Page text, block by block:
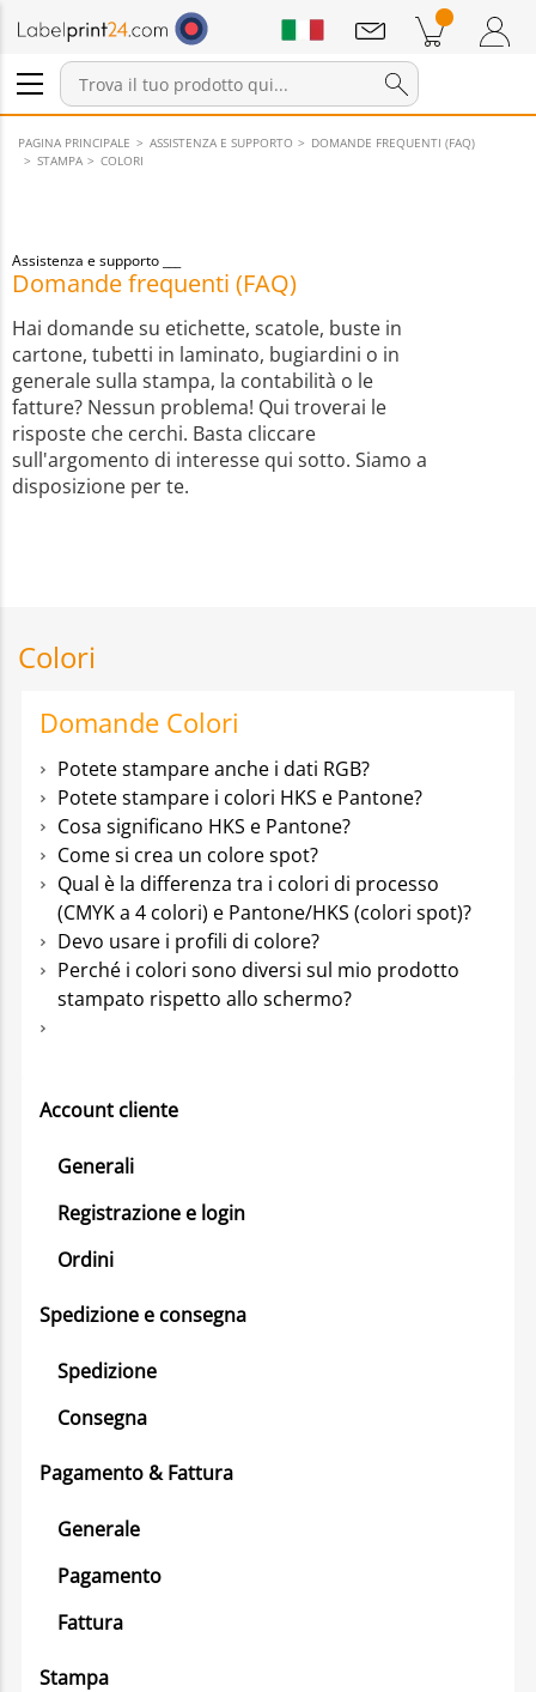
Accedi / Registrati
Prodotti nel carrello
Annunci
PAGINA PRINCIPALE ASSISTENZA E SUPPORTO
DOMANDE FREQUENTI (FAQ)
STAMPA
COLORI
Assistenza e supporto
Domande frequenti (FAQ)
Hai domande su etichette, scatole, buste in
cartone, tubetti in laminato, bugiardini o in
generale sulla stampa, la contabilità o le
fatture? Nessun problema! Qui troverai le
risposte che cerchi. Basta cliccare
sull'argomento di interesse qui sotto. Siamo a
disposizione per te.
Colori
Account cliente
Generali
Registrazione e login
Ordini
Spedizione e consegna
Spedizione
Consegna
Pagamento & Fattura
Generale
Pagamento
Fattura
Stampa
Domande Colori
Potete stampare anche i dati RGB?
Potete stampare i colori HKS e Pantone?
Cosa significano HKS e Pantone?
Come si crea un colore spot?
Qual è la differenza tra i colori di processo
(CMYK a 4 colori) e Pantone/HKS (colori spot)?
Devo usare i profili di colore?
Perché i colori sono diversi sul mio prodotto
stampato rispetto allo schermo?